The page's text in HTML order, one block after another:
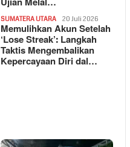
SUMATERA UTARA 20 Juli 2026
Memulihkan Akun Setelah
‘Lose Streak’: Langkah
Taktis Mengembalikan
Kepercayaan Diri dal…